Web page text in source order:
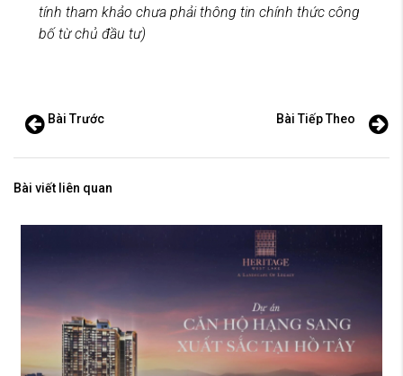
tính tham khảo chưa phải thông tin chính thức công
bố từ chủ đầu tư)
Bài Trước Bài Tiếp Theo
Bài viết liên quan